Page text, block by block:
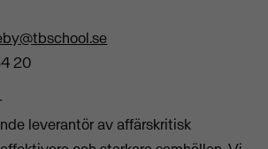
20
leverantör av affärskritisk